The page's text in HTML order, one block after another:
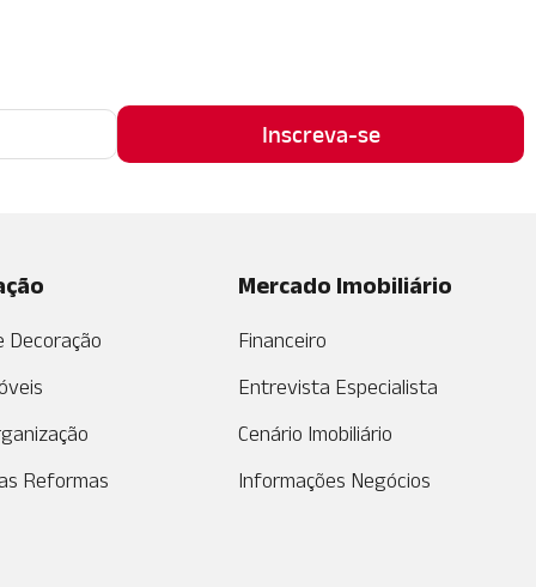
Decoração
Reformas
Mercado Imobiliário
Financeiro
Entrevista Especialista
Cenário Imobiliário
Informações Negócios